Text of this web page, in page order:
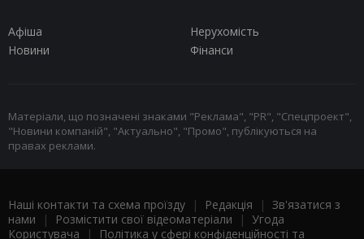
Афіша
Нерухомість
Новини
Фінанси
Матеріали, що позначені знаками "Реклама", "PR", "Спецпроект",
"Новини компаній", "Актуально", "Промо", публікуються на
правах реклами.
Наші контакти та схема проїзду | Редакція | Зв'язатися з
нами | Розмістити свої відеоматеріали | Угода
Користувача |
Політика у сфері конфіденційності та